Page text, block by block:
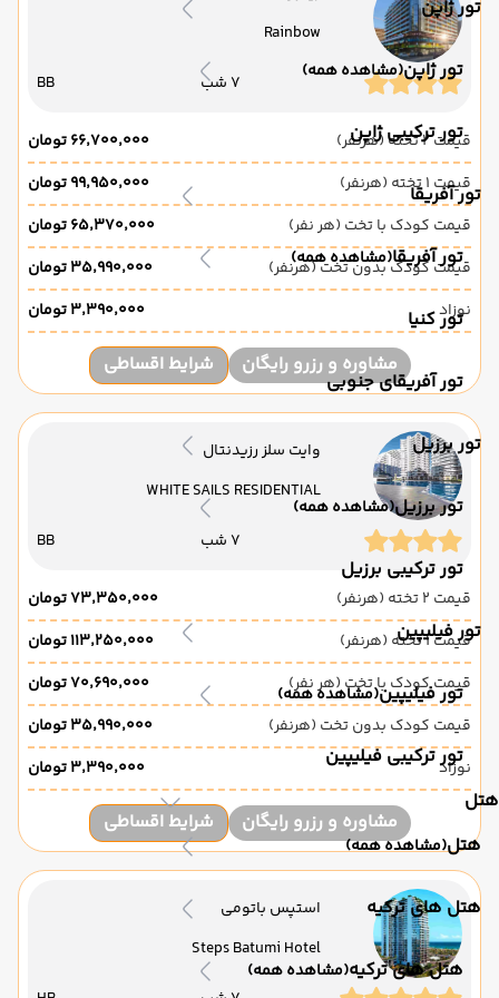
تور ژاپن
تور ژاپن(مشاهده همه)
تور ترکیبی ژاپن
تور آفریقا
تور آفریقا(مشاهده همه)
تور کنیا
تور آفریقای جنوبی
تور برزیل
تور برزیل(مشاهده همه)
تور ترکیبی برزیل
تور فیلیپین
تور فیلیپین(مشاهده همه)
تور ترکیبی فیلیپین
هتل
هتل(مشاهده همه)
هتل های ترکیه
هتل های ترکیه(مشاهده همه)
Rainbow
7 شب BB
قیمت 2 تخته (هرنفر)
۶۶٬۷۰۰٬۰۰۰ تومان
قیمت 1 تخته (هرنفر)
۹۹٬۹۵۰٬۰۰۰ تومان
قیمت کودک با تخت (هر نفر)
۶۵٬۳۷۰٬۰۰۰ تومان
قیمت کودک بدون تخت (هرنفر)
۳۵٬۹۹۰٬۰۰۰ تومان
نوزاد
۳٬۳۹۰٬۰۰۰ تومان
مشاوره و رزرو رایگان شرایط اقساطی
وایت سلز رزیدنتال
WHITE SAILS RESIDENTIAL
7 شب BB
قیمت 2 تخته (هرنفر)
۷۳٬۳۵۰٬۰۰۰ تومان
قیمت 1 تخته (هرنفر)
۱۱۳٬۲۵۰٬۰۰۰ تومان
قیمت کودک با تخت (هر نفر)
۷۰٬۶۹۰٬۰۰۰ تومان
قیمت کودک بدون تخت (هرنفر)
۳۵٬۹۹۰٬۰۰۰ تومان
نوزاد
۳٬۳۹۰٬۰۰۰ تومان
مشاوره و رزرو رایگان شرایط اقساطی
استپس باتومی
Steps Batumi Hotel